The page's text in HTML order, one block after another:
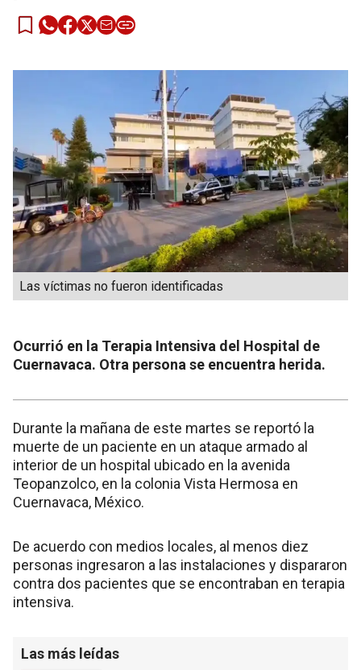
Las víctimas no fueron identificadas
Ocurrió en la Terapia Intensiva del Hospital de
Cuernavaca. Otra persona se encuentra herida.
Durante la mañana de este martes se reportó la
muerte de un paciente en un ataque armado al
interior de un hospital ubicado en la avenida
Teopanzolco, en la colonia Vista Hermosa en
Cuernavaca, México.
De acuerdo con medios locales, al menos diez
personas ingresaron a las instalaciones y dispararon
contra dos pacientes que se encontraban en terapia
intensiva.
Las más leídas